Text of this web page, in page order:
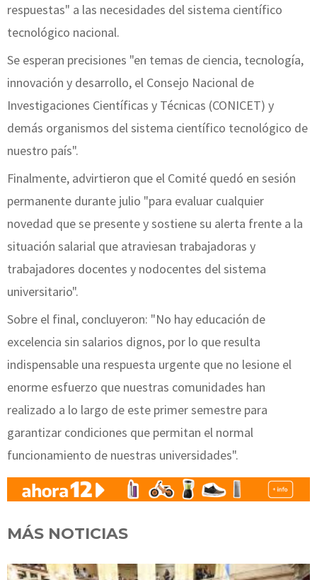
respuestas" a las necesidades del sistema científico
tecnológico nacional.
Se esperan precisiones "en temas de ciencia, tecnología,
innovación y desarrollo, el Consejo Nacional de
Investigaciones Científicas y Técnicas (CONICET) y
demás organismos del sistema científico tecnológico de
nuestro país".
Finalmente, advirtieron que el Comité quedó en sesión
permanente durante julio "para evaluar cualquier
novedad que se presente y sostiene su alerta frente a la
situación salarial que atraviesan trabajadoras y
trabajadores docentes y nodocentes del sistema
universitario".
Sobre el final, concluyeron: "No hay educación de
excelencia sin salarios dignos, por lo que resulta
indispensable una respuesta urgente que no lesione el
enorme esfuerzo que nuestras comunidades han
realizado a lo largo de este primer semestre para
garantizar condiciones que permitan el normal
funcionamiento de nuestras universidades".
MÁS NOTICIAS